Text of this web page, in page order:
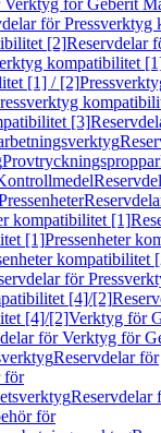
för Geberit
för Pressverktyg
[2]Reservdelar
kompatibilitet
[1] / [2]
[3]
Provtryckningsproppar
kompatibilitet [1]
[1]Pressenheter
kompatibilitet
för
[4]/[2]
[4]/[2]Verktyg för
för Verktyg för
Reservdelar för
för
Reservdelar
för